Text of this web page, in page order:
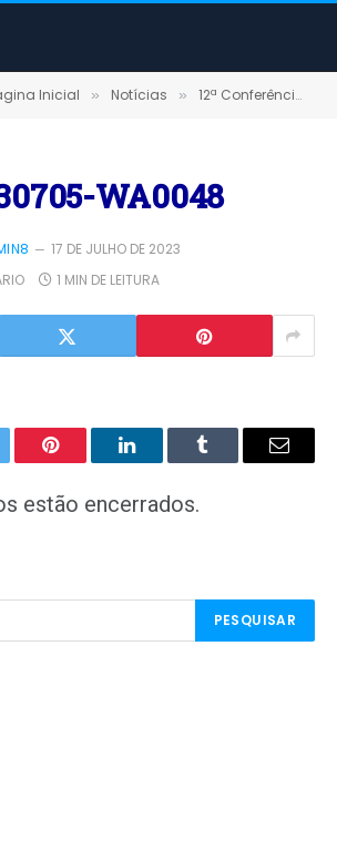
Inicial » Notícias » 12ª Conferência Municipal de Assistência Social
WA0048
17 DE JULHO DE 2023
1 MIN DE LEITURA
Pinterest LinkedInTumblr
E-
estão encerrados.